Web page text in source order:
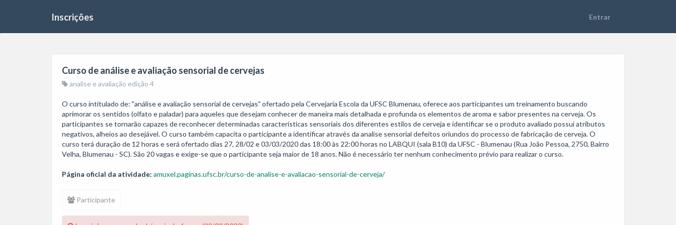
Inscrições
Curso de análise e avaliação sensorial de cervejas
analise e avaliação edição 4
O curso intitulado de: "análise e avaliação sensorial de cervejas" ofertado pela Cervejaria Escola da UFSC Blumenau, oferece aos participantes um treinamento buscando
aprimorar os sentidos (olfato e paladar) para aqueles que desejam conhecer de maneira mais detalhada e profunda os elementos de aroma e sabor presentes na cerveja. Os
participantes se tornarão capazes de reconhecer determinadas características sensoriais dos diferentes estilos de cerveja e identificar se o produto avaliado possui atributos
negativos, alheios ao desejável. O curso também capacita o participante a identificar através da analise sensorial defeitos oriundos do processo de fabricação de cerveja. O
curso terá duração de 12 horas e será ofertado dias 27, 28/02 e 03/03/2020 das 18:00 às 22:00 horas no LABQUI (sala B10) da UFSC - Blumenau (Rua João Pessoa, 2750, Bairro
Velha, Blumenau - SC). São 20 vagas e exige-se que o participante seja maior de 18 anos. Não é necessário ter nenhum conhecimento prévio para realizar o curso.
Página oficial da atividade: amuxel.paginas.ufsc.br/curso-de-analise-e-avaliacao-sensorial-de-cerveja/
Participante